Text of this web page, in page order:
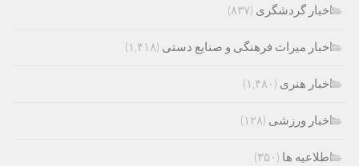
اخبار گردشگری (۸۳۷)
اخبار میراث فرهنگی و صنایع دستی (۱,۴۱۸)
اخبار هنری (۱,۴۸۰)
اخبار ورزشی (۱۲۸)
اطلاعیه ها (۳۵۰)